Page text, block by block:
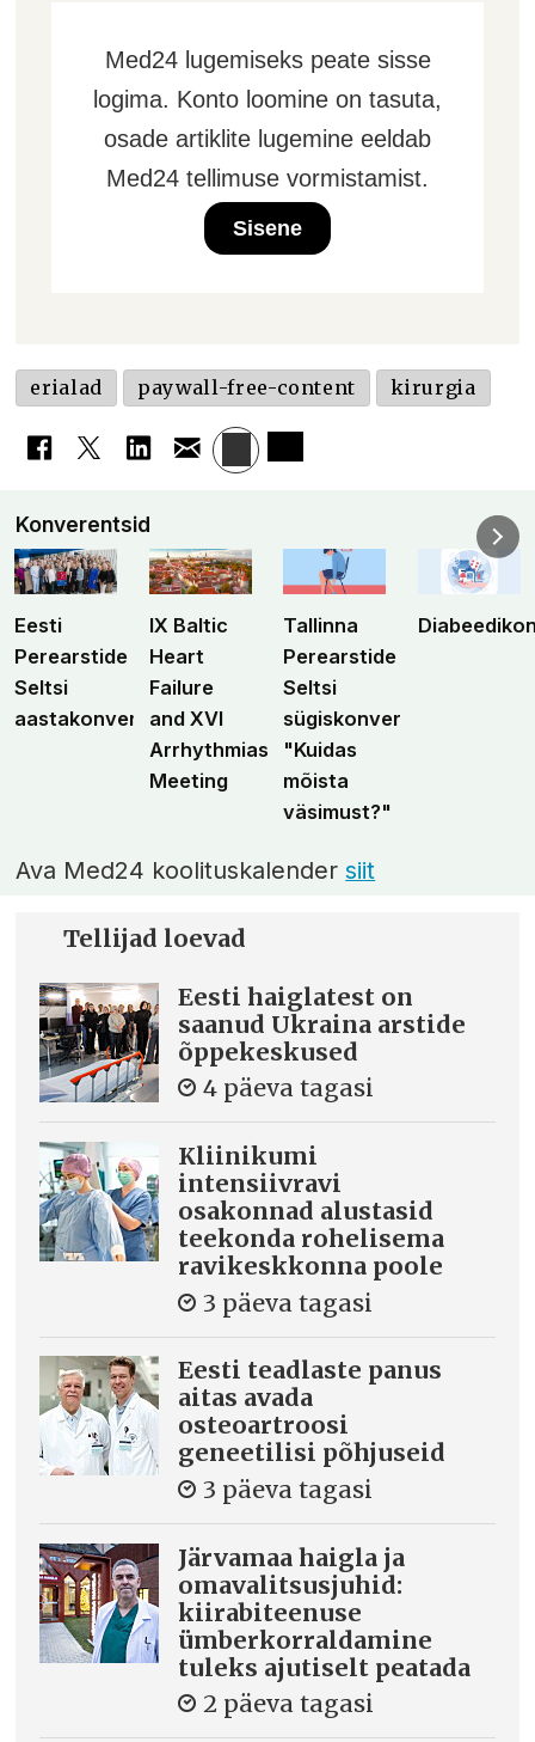
Med24 lugemiseks peate sisse
logima. Konto loomine on tasuta,
osade artiklite lugemine eeldab
Med24 tellimuse vormistamist.
Sisene
erialad paywall-free-content kirurgia
Konverentsid
Eesti
Perearstide
Seltsi
aastakonverents
IX Baltic
Heart
Failure
and XVI
Arrhythmias
Meeting
Tallinna
Perearstide
Seltsi
sügiskonverents
"Kuidas
mõista
väsimust?"
Ava Med24 koolituskalendersiit
Tellijad loevad
Eesti haiglatest on
saanud Ukraina arstide
õppekeskused
4 päeva tagasi
Kliinikumi
intensiivravi
osakonnad alustasid
teekonda rohelisema
ravikeskkonna poole
3 päeva tagasi
Eesti teadlaste panus
aitas avada
osteoartroosi
geneetilisi põhjuseid
3 päeva tagasi
Järvamaa haigla ja
omavalitsusjuhid:
kiirabiteenuse
ümberkorraldamine
tuleks ajutiselt peatada
2 päeva tagasi